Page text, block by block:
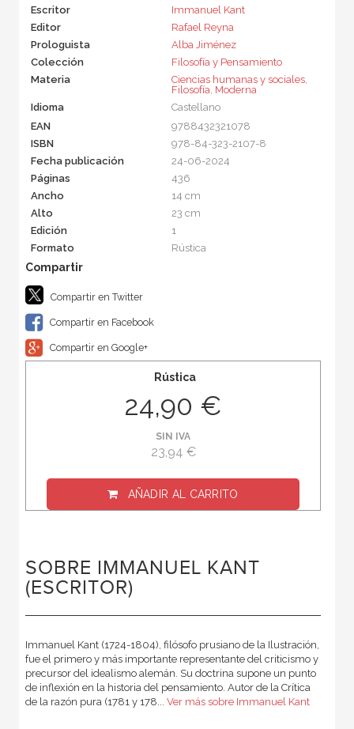
Escritor
Immanuel Kant
Editor
Rafael Reyna
Prologuista
Alba Jiménez
Colección
Filosofía y Pensamiento
Materia
Ciencias humanas y sociales,
Filosofía, Moderna
Idioma
Castellano
EAN
9788432321078
ISBN
978-84-323-2107-8
Fecha publicación
24-06-2024
Páginas
436
Ancho
14 cm
Alto
23 cm
Edición
1
Formato
Rústica
Compartir en Twitter
Compartir en Facebook
Compartir en Google+
Rústica
24,90 €
SIN IVA
23,94 €
AÑADIR AL CARRITO
SOBRE IMMANUEL KANT
(ESCRITOR)
Immanuel Kant (1724-1804), filósofo prusiano de la Ilustración,
fue el primero y más importante representante del criticismo y
precursor del idealismo alemán. Su doctrina supone un punto
de inflexión en la historia del pensamiento. Autor de la Crítica
de la razón pura (1781 y 178... Ver más sobre Immanuel Kant